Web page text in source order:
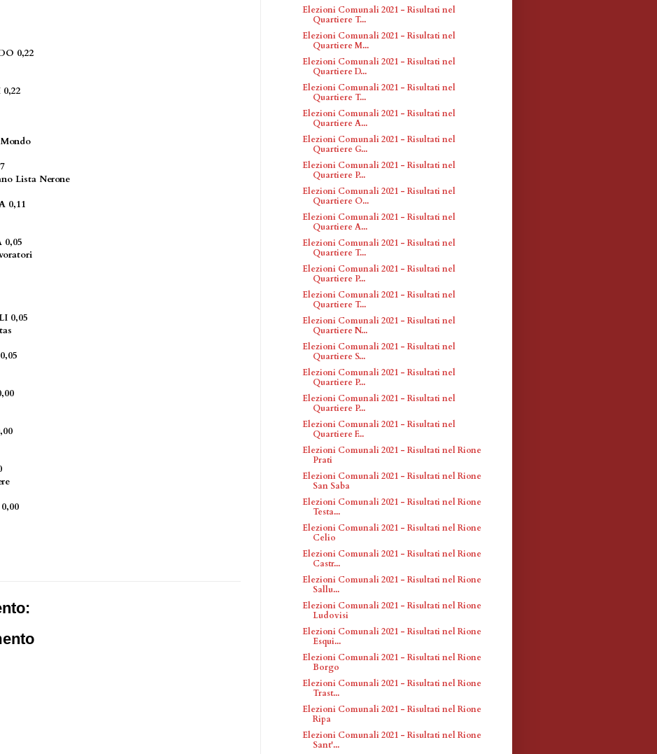
0,22
Lista Nerone
0,11
0,05
0,05
Elezioni Comunali 2021 - Risultati nel
Quartiere T...
Elezioni Comunali 2021 - Risultati nel
Quartiere M...
Elezioni Comunali 2021 - Risultati nel
Quartiere D...
Elezioni Comunali 2021 - Risultati nel
Quartiere T...
Elezioni Comunali 2021 - Risultati nel
Quartiere A...
Elezioni Comunali 2021 - Risultati nel
Quartiere G...
Elezioni Comunali 2021 - Risultati nel
Quartiere P...
Elezioni Comunali 2021 - Risultati nel
Quartiere O...
Elezioni Comunali 2021 - Risultati nel
Quartiere A...
Elezioni Comunali 2021 - Risultati nel
Quartiere T...
Elezioni Comunali 2021 - Risultati nel
Quartiere P...
Elezioni Comunali 2021 - Risultati nel
Quartiere T...
Elezioni Comunali 2021 - Risultati nel
Quartiere N...
Elezioni Comunali 2021 - Risultati nel
Quartiere S...
Elezioni Comunali 2021 - Risultati nel
Quartiere P...
Elezioni Comunali 2021 - Risultati nel
Quartiere P...
Elezioni Comunali 2021 - Risultati nel
Quartiere F...
Elezioni Comunali 2021 - Risultati nel Rione
Prati
Elezioni Comunali 2021 - Risultati nel Rione
San Saba
Elezioni Comunali 2021 - Risultati nel Rione
Testa...
Elezioni Comunali 2021 - Risultati nel Rione
Celio
Elezioni Comunali 2021 - Risultati nel Rione
Castr...
Elezioni Comunali 2021 - Risultati nel Rione
Sallu...
Elezioni Comunali 2021 - Risultati nel Rione
Ludovisi
Elezioni Comunali 2021 - Risultati nel Rione
Esqui...
Elezioni Comunali 2021 - Risultati nel Rione
Borgo
Elezioni Comunali 2021 - Risultati nel Rione
Trast...
Elezioni Comunali 2021 - Risultati nel Rione
Ripa
Elezioni Comunali 2021 - Risultati nel Rione
Sant'...